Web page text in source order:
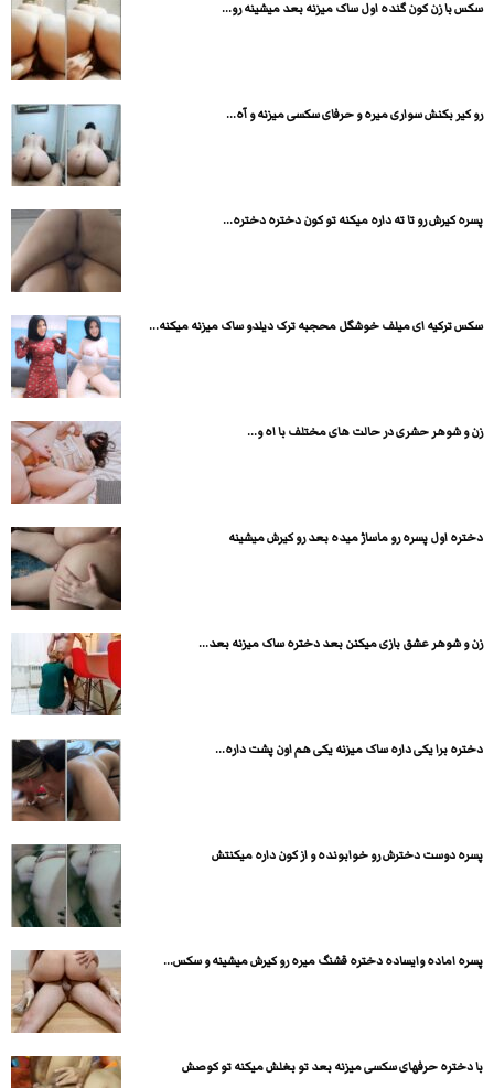
سکس با زن کون گنده اول ساک میزنه بعد میشینه رو...
رو کیر بکنش سواری میره و حرفای سکسی میزنه و آه...
پسره کیرش رو تا ته داره میکنه تو کون دختره دختره...
سکس ترکیه ای میلف خوشگل محجبه ترک دیلدو ساک میزنه میکنه...
زن و شوهر حشری در حالت های مختلف با اه و...
دختره اول پسره رو ماساژ میده بعد رو کیرش میشینه
زن و شوهر عشق بازی میکنن بعد دختره ساک میزنه بعد...
دختره برا یکی داره ساک میزنه یکی هم اون پشت داره...
پسره دوست دخترش رو خوابونده و از کون داره میکنتش
پسره اماده وایساده دختره قشنگ میره رو کیرش میشینه و سکس...
با دختره حرفهای سکسی میزنه بعد تو بغلش میکنه تو کوصش